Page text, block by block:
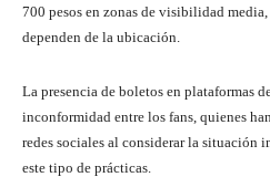
700 pesos en zonas de visibilidad
dependen de la ubicación.
La presencia de boletos en plataformas
inconformidad entre los fans, quienes
redes sociales al considerar la situación
este tipo de prácticas.